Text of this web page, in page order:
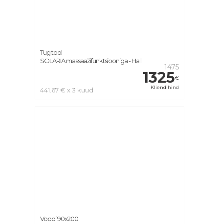
1475
1325€
Kliendihind
441.67 € x 3 kuud
Tugitool
SOLARIA massaažifunktsiooniga - Hall
Voodi 90x200